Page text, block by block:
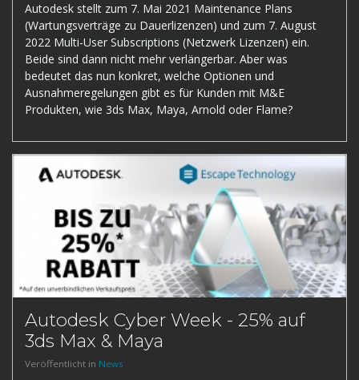
Autodesk stellt zum 7. Mai 2021 Maintenance Plans
(Wartungsverträge zu Dauerlizenzen) und zum 7. August
2022 Multi-User Subscriptions (Netzwerk Lizenzen) ein.
Beide sind dann nicht mehr verlängerbar. Aber was
bedeutet das nun konkret, welche Optionen und
Ausnahmeregelungen gibt es für Kunden mit M&E
Produkten, wie 3ds Max, Maya, Arnold oder Flame?
Autodesk Cyber Week - 25% auf
3ds Max & Maya
Veröffentlicht in News